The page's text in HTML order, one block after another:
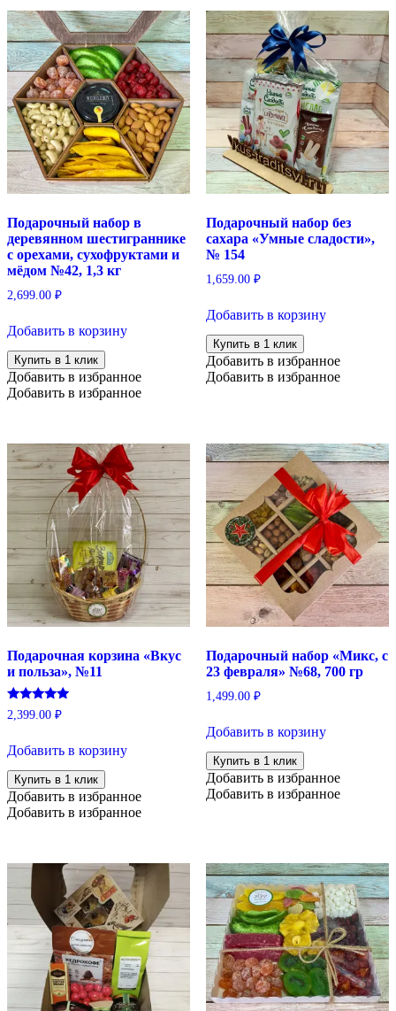
Подарочный набор в
деревянном шестиграннике
с орехами, сухофруктами и
мёдом №42, 1,3 кг
2,699.00 ₽
Добавить в корзину
Купить в 1 клик
Добавить в избранное
Добавить в избранное
Подарочный набор без
сахара «Умные сладости»,
№ 154
1,659.00 ₽
Добавить в корзину
Купить в 1 клик
Добавить в избранное
Добавить в избранное
Подарочная корзина «Вкус
и польза», №11
Оценка
5.00
2,399.00 ₽
Добавить в корзину
Купить в 1 клик
Добавить в избранное
Добавить в избранное
Подарочный набор «Микс, с
23 февраля» №68, 700 гр
1,499.00 ₽
Добавить в корзину
Купить в 1 клик
Добавить в избранное
Добавить в избранное